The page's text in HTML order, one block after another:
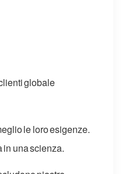
globale
le loro esigenze.
una scienza.